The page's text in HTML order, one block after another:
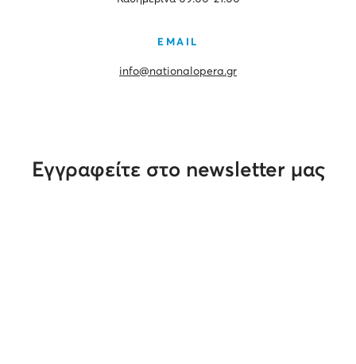
EMAIL
info@nationalopera.gr
Εγγραφείτε στο newsletter μας